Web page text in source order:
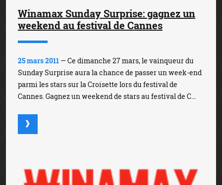
Winamax Sunday Surprise: gagnez un
weekend au festival de Cannes
25 mars 2011 — Ce dimanche 27 mars, le vainqueur du
Sunday Surprise aura la chance de passer un week-end
parmi les stars sur la Croisette lors du festival de
Cannes. Gagnez un weekend de stars au festival de C...